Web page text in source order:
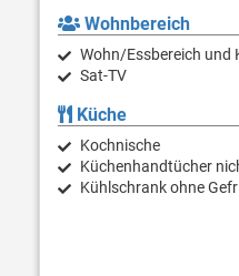
Wohnbereich
Wohn/Essbereich und
Sat-TV
Küche
Kochnische
Küchenhandtücher
Kühlschrank ohne